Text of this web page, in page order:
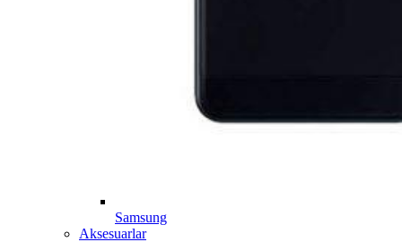
Samsung
Aksesuarlar